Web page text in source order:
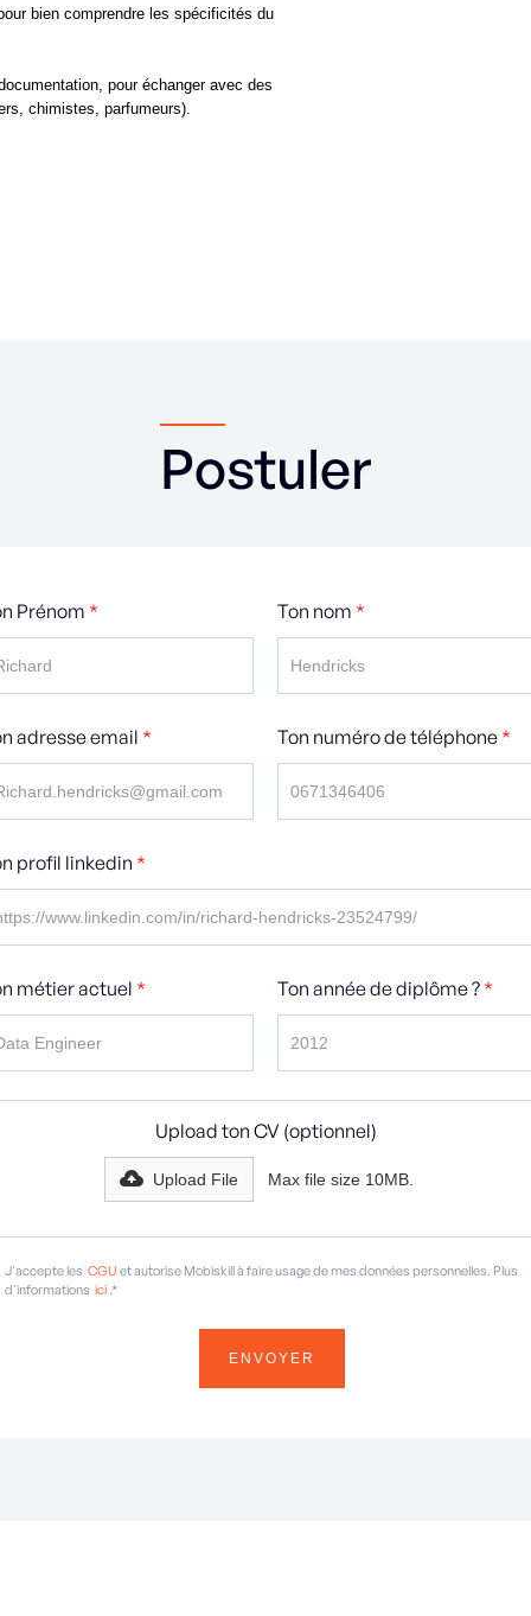
bien comprendre les spécificités du
pour échanger avec des
chimistes, parfumeurs).
Postuler
Prénom * Ton nom *
adresse email* Ton numéro de téléphone*
profil linkedin*
métier actuel* Ton année de diplôme ?*
Upload ton CV (optionnel)
Upload File Max file size 10MB.
J'accepte les CGU et autorise Mobiskill à faire usage de mes données personnelles. Plus
d'informations ici .*